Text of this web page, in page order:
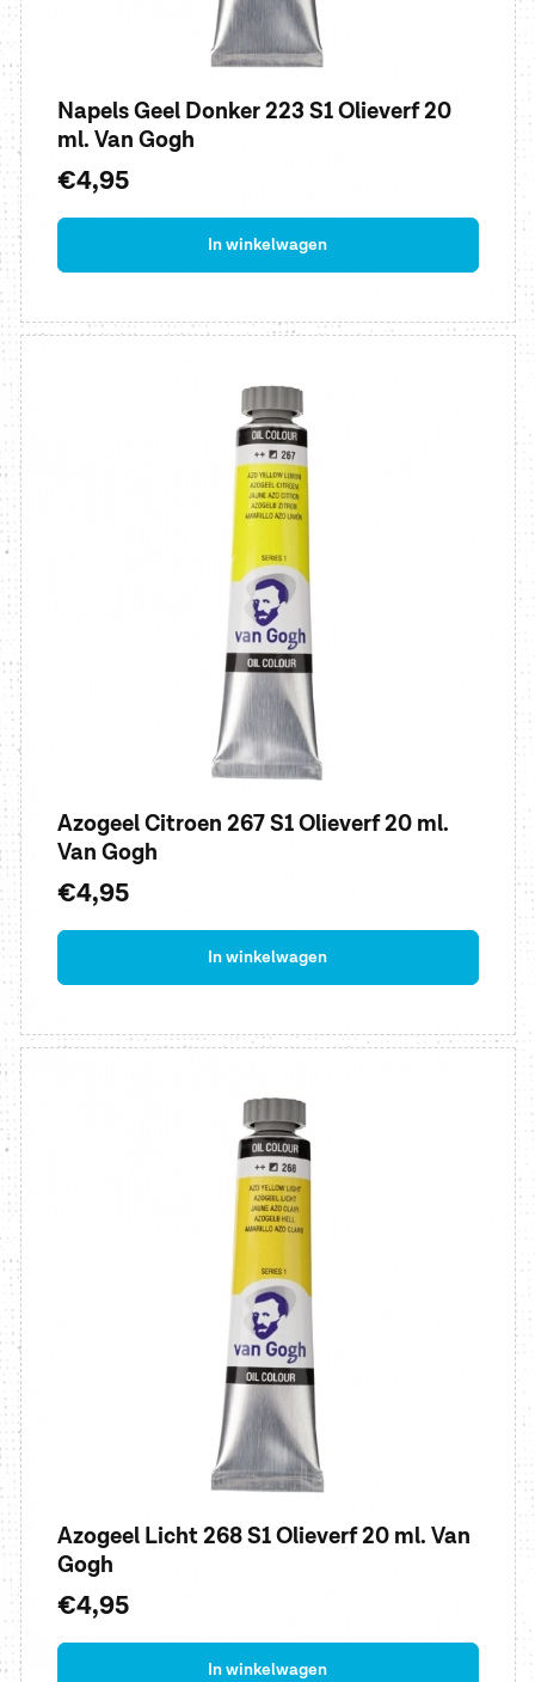
Napels Geel Donker 223 S1 Olieverf 20
ml. Van Gogh
Normale
prijs
€4,95
In winkelwagen
Azogeel Citroen 267 S1 Olieverf 20 ml.
Van Gogh
Normale
prijs
€4,95
In winkelwagen
Azogeel Licht 268 S1 Olieverf 20 ml. Van
Gogh
Normale
prijs
€4,95
In winkelwagen